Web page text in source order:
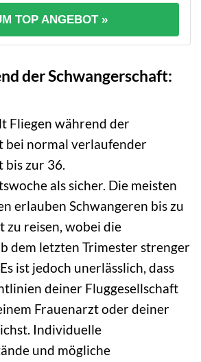
TOP ANGEBOT »
der Schwangerschaft:
Fliegen während der
bei normal verlaufender
bis zur 36.
als sicher. Die meisten
erlauben Schwangeren bis zu
zu reisen, wobei die
dem letzten Trimester strenger
ist jedoch unerlässlich, dass
deiner Fluggesellschaft
Frauenarzt oder deiner
Individuelle
und mögliche